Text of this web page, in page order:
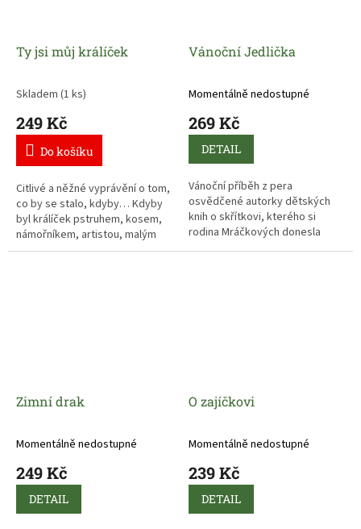
Ty jsi můj králíček
Skladem (1 ks)
249 Kč
Do košíku
Citlivé a něžné vyprávění o tom,
co by se stalo, kdyby… Kdyby
byl králíček pstruhem, kosem,
námořníkem, artistou, malým
chlapce… Ať je, čím chce,
Vánoční Jedlička
Momentálně nedostupné
269 Kč
DETAIL
Vánoční příběh z pera
osvědčené autorky dětských
knih o skřítkovi, kterého si
rodina Mráčkových donesla
domů spolu s vánočním
Zimní drak
Momentálně nedostupné
249 Kč
DETAIL
O zajíčkovi
Momentálně nedostupné
239 Kč
DETAIL